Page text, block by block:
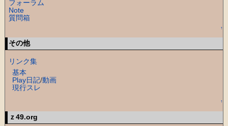
フォーラム
Note
質問箱
↑
その他
リンク集
基本
Play日記/動画
現行スレ
↑
ｚ49.org